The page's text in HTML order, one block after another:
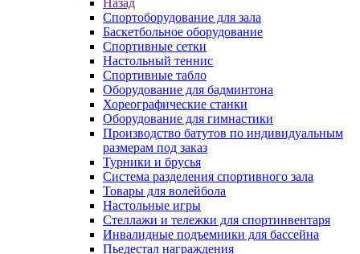
Назад
Спортоборудование для зала
Баскетбольное оборудование
Спортивные сетки
Настольный теннис
Спортивные табло
Оборудование для бадминтона
Хореографические станки
Оборудование для гимнастики
Производство батутов по индивидуальным
размерам под заказ
Турники и брусья
Система разделения спортивного зала
Товары для волейбола
Настольные игры
Стеллажи и тележки для спортинвентаря
Инвалидные подъемники для бассейна
Пьедестал награждения